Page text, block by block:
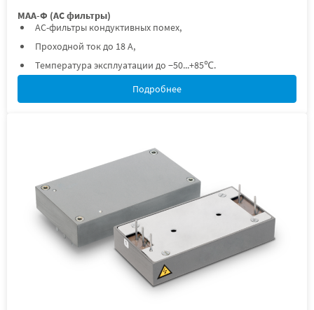
МАА-Ф (AC фильтры)
AC-фильтры кондуктивных помех,
Проходной ток до 18 А,
Температура эксплуатации до −50...+85℃.
Подробнее